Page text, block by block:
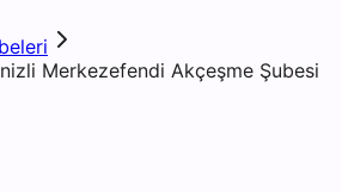
Merkezefendi Akçeşme Şubesi